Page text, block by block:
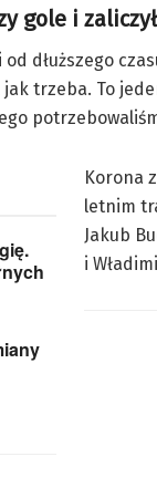
gole i
od dłuższego
trzeba. To
Korona
letnim
Jakub
i